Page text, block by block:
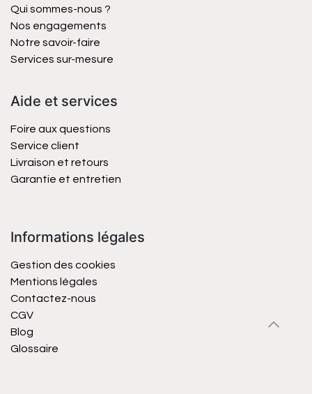
Qui sommes-nous ?
Nos engagements
Notre savoir-faire
Services sur-mesure
Aide et services
Foire aux questions
Service client
Livraison et retours
Garantie et entretien
Informations légales
Gestion des cookies
Mentions légales
Contactez-nous
CGV
Blog
Glossaire